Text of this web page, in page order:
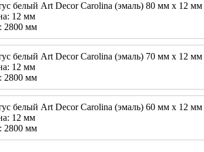
белый Art Decor Carolina (эмаль) 80 мм х 12
12 мм
2800 мм
белый Art Decor Carolina (эмаль) 70 мм х 12
12 мм
2800 мм
белый Art Decor Carolina (эмаль) 60 мм х 12
12 мм
2800 мм